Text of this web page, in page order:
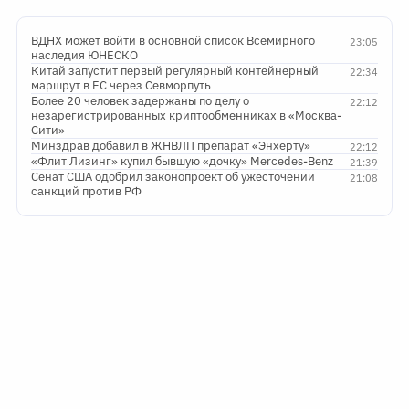
23:05
ВДНХ может войти в основной список Всемирного
наследия ЮНЕСКО
22:34
Китай запустит первый регулярный контейнерный
маршрут в ЕС через Севморпуть
22:12
Более 20 человек задержаны по делу о
незарегистрированных криптообменниках в «Москва-
Сити»
22:12
Минздрав добавил в ЖНВЛП препарат «Энхерту»
21:39
«Флит Лизинг» купил бывшую «дочку» Mercedes-Benz
21:08
Сенат США одобрил законопроект об ужесточении
санкций против РФ